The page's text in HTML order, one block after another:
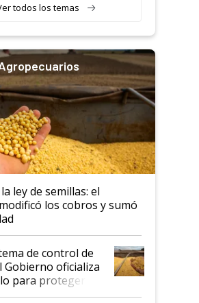
todos los temas
ley de semillas: el
los cobros y sumó
de control de
Gobierno oficializa
para proteger la
intelectual